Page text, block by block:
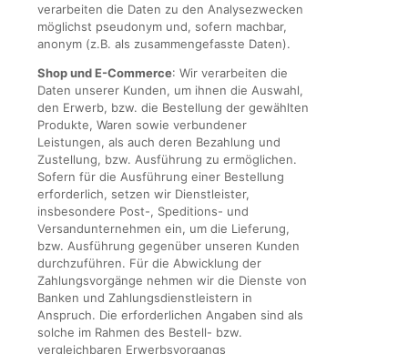
verarbeiten die Daten zu den Analysezwecken
möglichst pseudonym und, sofern machbar,
anonym (z.B. als zusammengefasste Daten).
Shop und E-Commerce: Wir verarbeiten die
Daten unserer Kunden, um ihnen die Auswahl,
den Erwerb, bzw. die Bestellung der gewählten
Produkte, Waren sowie verbundener
Leistungen, als auch deren Bezahlung und
Zustellung, bzw. Ausführung zu ermöglichen.
Sofern für die Ausführung einer Bestellung
erforderlich, setzen wir Dienstleister,
insbesondere Post-, Speditions- und
Versandunternehmen ein, um die Lieferung,
bzw. Ausführung gegenüber unseren Kunden
durchzuführen. Für die Abwicklung der
Zahlungsvorgänge nehmen wir die Dienste von
Banken und Zahlungsdienstleistern in
Anspruch. Die erforderlichen Angaben sind als
solche im Rahmen des Bestell- bzw.
vergleichbaren Erwerbsvorgangs